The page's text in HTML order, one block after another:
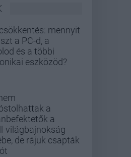
mennyit
a PC-d, a
és a többi
eszközöd?
a
a
világbajnokság
de rájuk csapták